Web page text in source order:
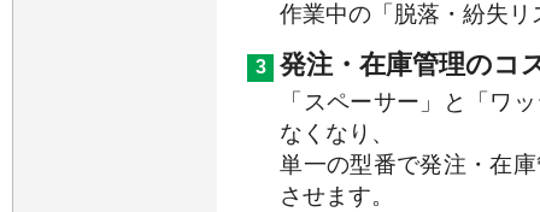
作業中の「脱落・紛失
3 発注・在庫管理のコ
「スペーサー」と「ワ
なくなり、
単一の型番で発注・在
させます。